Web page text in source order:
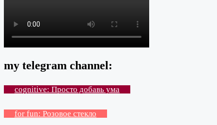
my telegram channel:
cognitive: Просто добавь ума
for fun: Розовое стекло